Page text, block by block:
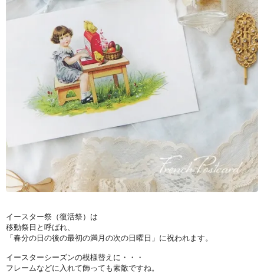
イースター祭（復活祭）は
移動祭日と呼ばれ、
「春分の日の後の最初の満月の次の日曜日」に祝われます。
イースターシーズンの模様替えに・・・
フレームなどに入れて飾っても素敵ですね。